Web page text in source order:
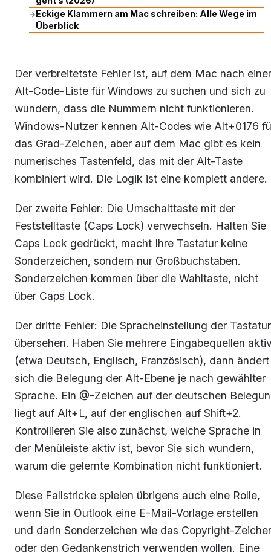
→Eckige Klammern am Mac schreiben: Alle Wege im
Überblick
Der verbreitetste Fehler ist, auf dem Mac nach einer
Alt-Code-Liste für Windows zu suchen und sich zu
wundern, dass die Nummern nicht funktionieren.
Windows-Nutzer kennen Alt-Codes wie Alt+0176
das Grad-Zeichen, aber auf dem Mac gibt es kein
numerisches Tastenfeld, das mit der Alt-Taste
kombiniert wird. Die Logik ist eine komplett andere.
Der zweite Fehler: Die Umschalttaste mit der
Feststelltaste (Caps Lock) verwechseln. Halten Sie
Caps Lock gedrückt, macht Ihre Tastatur keine
Sonderzeichen, sondern nur Großbuchstaben.
Sonderzeichen kommen über die Wahltaste, nicht
über Caps Lock.
Der dritte Fehler: Die Spracheinstellung der Tastatur
übersehen. Haben Sie mehrere Eingabequellen
(etwa Deutsch, Englisch, Französisch), dann ändert
sich die Belegung der Alt-Ebene je nach gewählter
Sprache. Ein @-Zeichen auf der deutschen
liegt auf Alt+L, auf der englischen auf Shift+2.
Kontrollieren Sie also zunächst, welche Sprache in
der Menüleiste aktiv ist, bevor Sie sich wundern,
warum die gelernte Kombination nicht funktioniert.
Diese Fallstricke spielen übrigens auch eine Rolle,
wenn Sie in Outlook eine E-Mail-Vorlage erstellen
und darin Sonderzeichen wie das Copyright-
oder den Gedankenstrich verwenden wollen. Eine